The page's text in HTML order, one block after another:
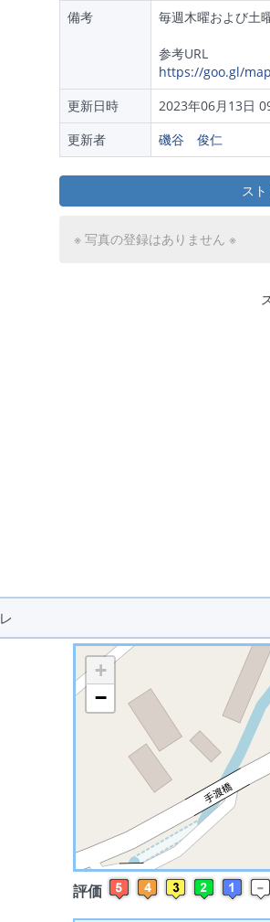
備考
毎週木曜および土
参考URL
https://goo.gl/
更新日時
2023年06月13日
更新者
磯谷 俊仁
ス
※ 写真の登録はありません ※
※ マッ
+
−
評価